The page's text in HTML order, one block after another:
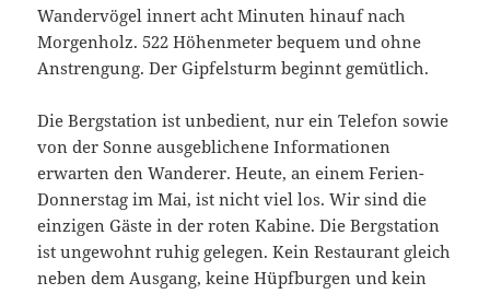
Wandervögel innert acht Minuten hinauf nach
Morgenholz. 522 Höhenmeter bequem und ohne
Anstrengung. Der Gipfelsturm beginnt gemütlich.
Die Bergstation ist unbedient, nur ein Telefon sowie
von der Sonne ausgeblichene Informationen
erwarten den Wanderer. Heute, an einem Ferien-
Donnerstag im Mai, ist nicht viel los. Wir sind die
einzigen Gäste in der roten Kabine. Die Bergstation
ist ungewohnt ruhig gelegen. Kein Restaurant gleich
neben dem Ausgang, keine Hüpfburgen und kein